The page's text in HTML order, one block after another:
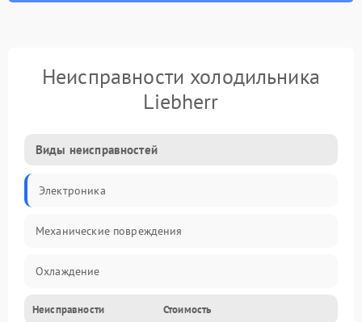
Неисправности холодильника
Liebherr
Виды неисправностей
Электроника
Механические повреждения
Охлаждение
Механика
Неисправности Стоимость